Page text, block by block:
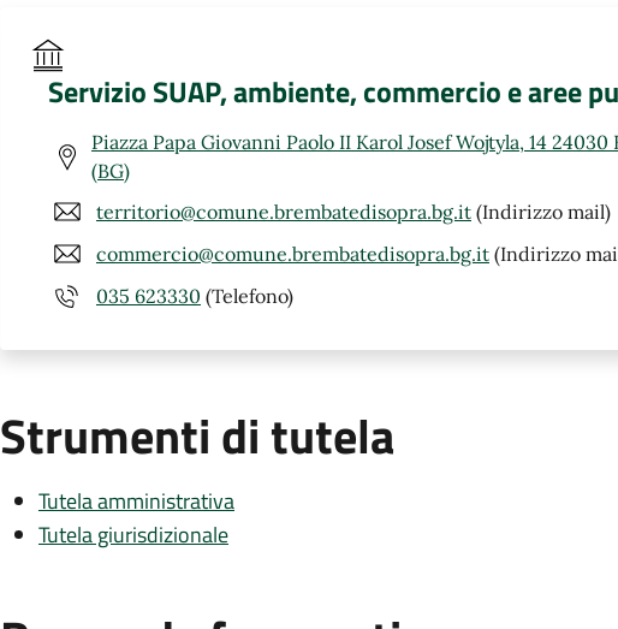
Servizio SUAP, ambiente, commercio e aree
Piazza Papa Giovanni Paolo II Karol Josef Wojtyla, 14
(BG)
territorio@comune.brembatedisopra.bg.it (Indirizzo mail)
commercio@comune.brembatedisopra.bg.it (Indirizzo
035 623330 (Telefono)
Strumenti di tutela
Tutela amministrativa
Tutela giurisdizionale